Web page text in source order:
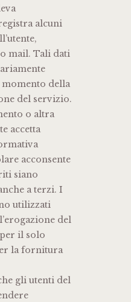
alcuni
mail. Tali dati
della
del servizio.
o altra
accetta
acconsente
siano
a terzi. I
utilizzati
del
il solo
la fornitura
gli utenti del